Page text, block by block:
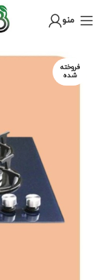
منو
فروخته
شده